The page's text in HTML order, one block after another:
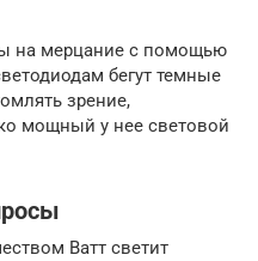
на мерцание с помощью
бегут темные
зрение,
мощный у нее световой
Ватт светит